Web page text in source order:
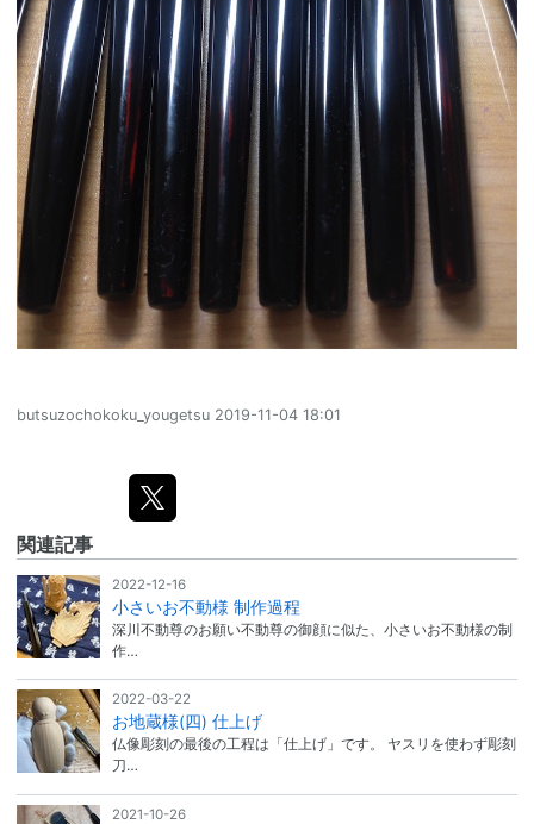
butsuzochokoku_yougetsu 2019-11-04 18:01
関連記事
2022-12-16
小さいお不動様 制作過程
深川不動尊のお願い不動尊の御顔に似た、小さいお不動様の制
作…
2022-03-22
お地蔵様(四) 仕上げ
仏像彫刻の最後の工程は「仕上げ」です。 ヤスリを使わず彫刻
刀…
2021-10-26